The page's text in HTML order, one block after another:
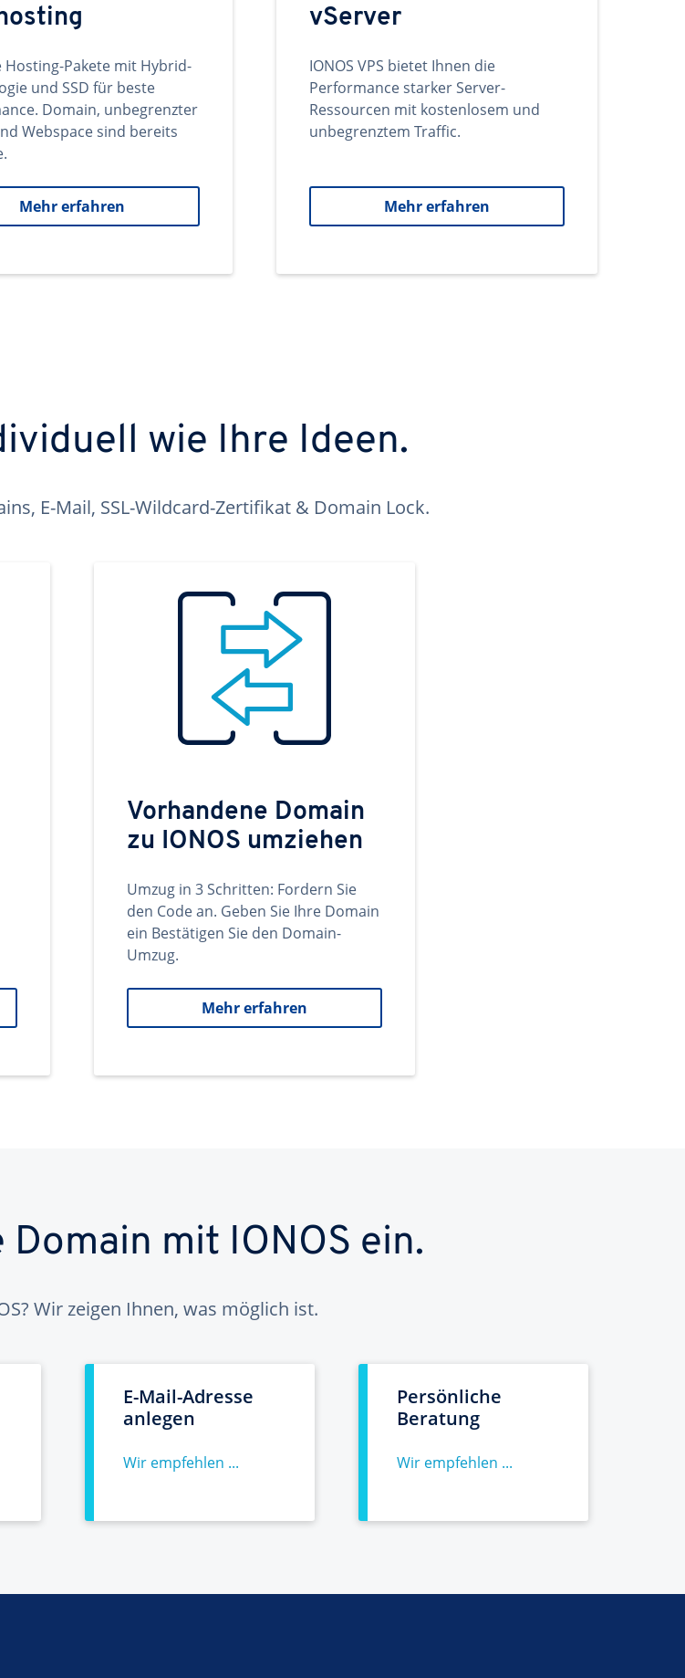
Hosting-Pakete mit Hybrid-
und SSD für beste
Domain, unbegrenzter
Webspace sind bereits
Mehr erfahren
vServer
IONOS VPS bietet Ihnen die
Performance starker Server-
Ressourcen mit kostenlosem und
unbegrenztem Traffic.
Mehr erfahren
wie Ihre Ideen.
E-Mail, SSL-Wildcard-Zertifikat & Domain Lock.
Vorhandene Domain
zu IONOS umziehen
Umzug in 3 Schritten: Fordern Sie
den Code an. Geben Sie Ihre Domain
ein Bestätigen Sie den Domain-
Umzug.
Mehr erfahren
mit IONOS ein.
Wir zeigen Ihnen, was möglich ist.
E-Mail-Adresse
anlegen
Wir empfehlen ...
Persönliche
Beratung
Wir empfehlen ...